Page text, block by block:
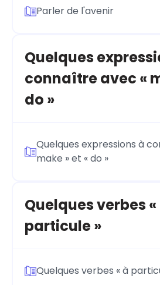
Parler de l'avenir
Quelques
connaître avec «
do »
Quelques expressions à
make » et « do »
Quelques verbes «
particule »
Quelques verbes « à